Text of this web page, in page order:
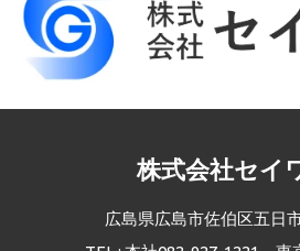
株式会社セイ
広島県広島市佐伯区五日